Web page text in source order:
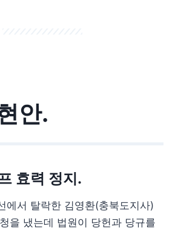
안.
효력 정지.
에서 탈락한 김영환(충북도지사)
을 냈는데 법원이 당헌과 당규를